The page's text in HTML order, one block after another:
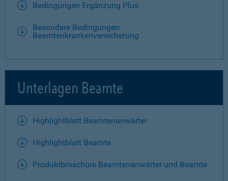
Bedingungen Ergänzung Plus
Besondere Bedingungen
Beamtenkrankenversicherung
Unterlagen Beamte
Highlightblatt Beamtenanwärter
Highlightblatt Beamte
Produktbroschüre Beamtenanwärter und Beamte